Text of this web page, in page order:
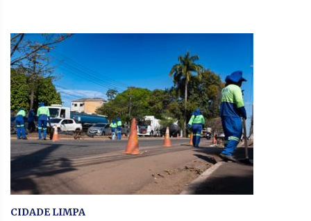
CIDADE LIMPA